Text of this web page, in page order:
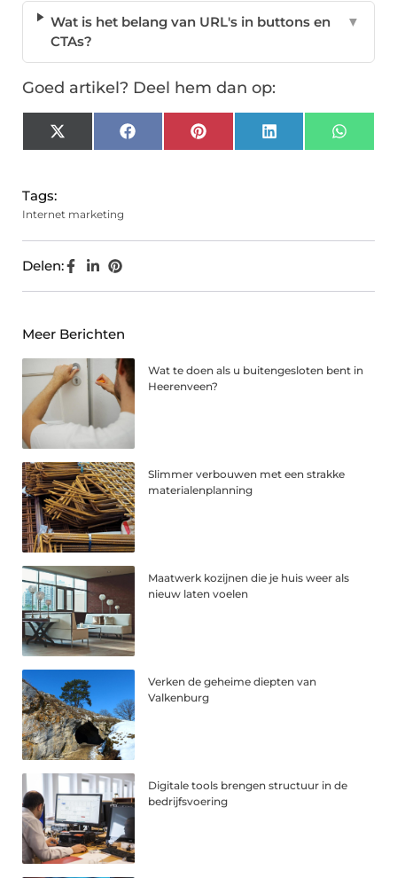
Wat is het belang van URL's in buttons en
CTAs?
▼
Goed artikel? Deel hem dan op:
X
(Twitter)
FacebookPinterest LinkedIn
Tags:
Internet marketing
Delen:
Meer Berichten
Wat te doen als u buitengesloten bent in
Heerenveen?
Slimmer verbouwen met een strakke
materialenplanning
Maatwerk kozijnen die je huis weer als
nieuw laten voelen
Verken de geheime diepten van
Valkenburg
Digitale tools brengen structuur in de
bedrijfsvoering